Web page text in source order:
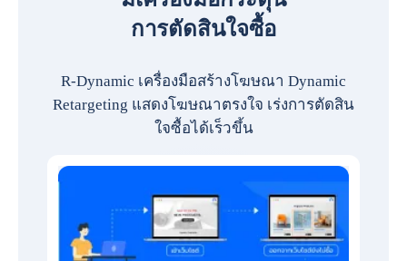
การตัดสินใจซื้อ
R-Dynamic เครื่องมือสร้างโฆษณา Dynamic
Retargeting แสดงโฆษณาตรงใจ เร่งการตัดสิน
ใจซื้อได้เร็วขึ้น